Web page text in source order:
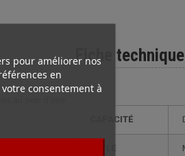
pour améliorer nos
en
consentement à
Fiche technique
CAPACITÉ
STYLE
au sein d'une
les